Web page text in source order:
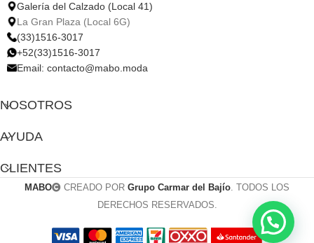
Galería del Calzado (Local 41)
La Gran Plaza (Local 6G)
(33)1516-3017
+52(33)1516-3017
Email: contacto@mabo.moda
NOSOTROS
AYUDA
CLIENTES
MABO CREADO POR Grupo Carmar del Bajío. TODOS LOS
DERECHOS RESERVADOS.